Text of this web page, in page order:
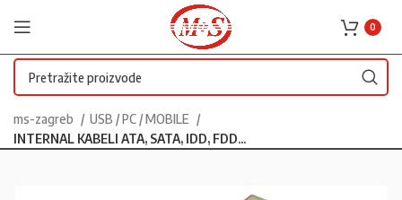
0
ms-zagreb
USB / PC / MOBILE
INTERNAL KABELI ATA, SATA, IDD, FDD...